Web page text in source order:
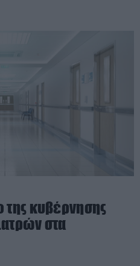
της κυβέρνησης
στα